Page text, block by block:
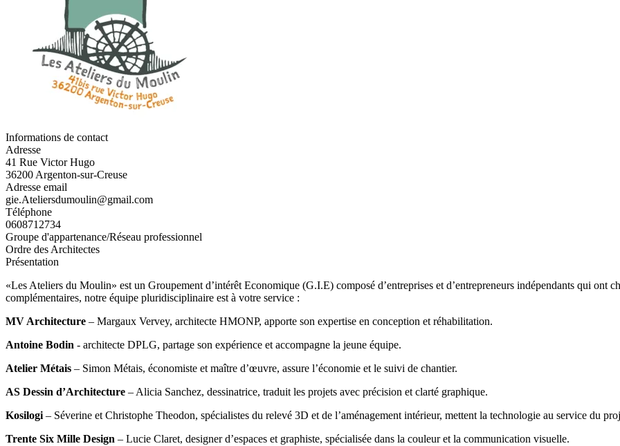
Informations de contact
Adresse
41 Rue Victor Hugo
36200 Argenton-sur-Creuse
Adresse email
gie.Ateliersdumoulin@gmail.com
Téléphone
0608712734
Groupe d'appartenance/Réseau professionnel
Ordre des Architectes
Présentation
«Les Ateliers du Moulin» est un Groupement d’intérêt Economique (G.I.E) composé d’entreprises et d’entrepreneurs indépendants qui ont
complémentaires, notre équipe pluridisciplinaire est à votre service :
MV Architecture – Margaux Vervey, architecte HMONP, apporte son expertise en conception et réhabilitation.
Antoine Bodin - architecte DPLG, partage son expérience et accompagne la jeune équipe.
Atelier Métais – Simon Métais, économiste et maître d’œuvre, assure l’économie et le suivi de chantier.
AS Dessin d’Architecture – Alicia Sanchez, dessinatrice, traduit les projets avec précision et clarté graphique.
Kosilogi – Séverine et Christophe Theodon, spécialistes du relevé 3D et de l’aménagement intérieur, mettent la technologie au service du
Trente Six Mille Design – Lucie Claret, designer d’espaces et graphiste, spécialisée dans la couleur et la communication visuelle.